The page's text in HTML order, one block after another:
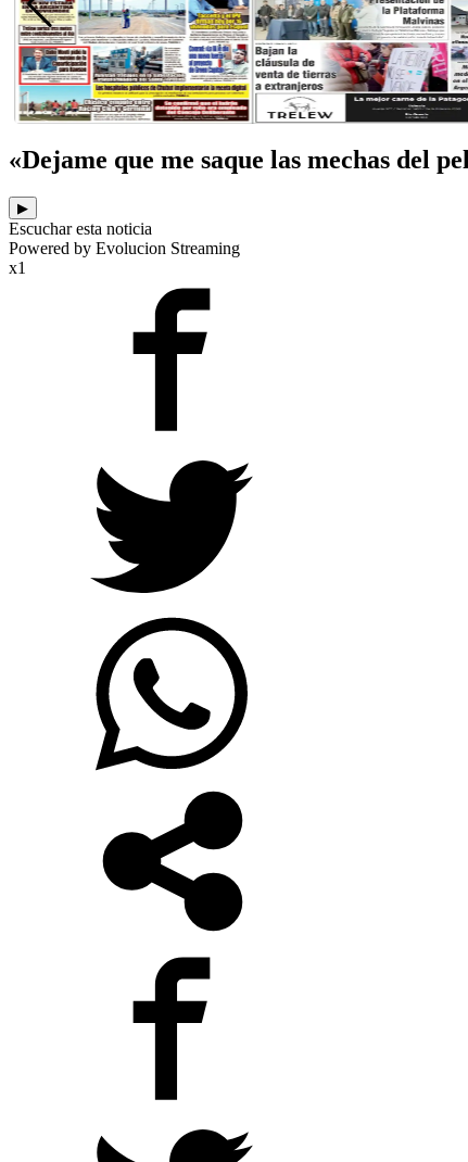
«Dejame que me saque las mechas del
▶
Escuchar esta noticia
Powered by Evolucion Streaming
x1